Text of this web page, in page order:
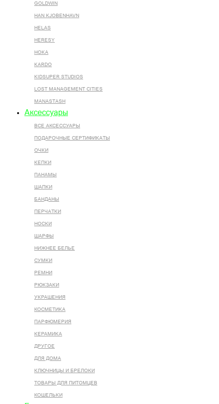
GOLDWIN
HAN KJOBENHAVN
HELAS
HERESY
HOKA
KARDO
KIDSUPER STUDIOS
LOST MANAGEMENT CITIES
MANASTASH
Аксессуары
ВСЕ AКСЕССУАРЫ
ПОДАРОЧНЫЕ СЕРТИФИКАТЫ
ОЧКИ
КЕПКИ
ПАНАМЫ
ШАПКИ
БАНДАНЫ
ПЕРЧАТКИ
НОСКИ
ШАРФЫ
НИЖНЕЕ БЕЛЬЕ
СУМКИ
РЕМНИ
РЮКЗАКИ
УКРАШЕНИЯ
КОСМЕТИКА
ПАРФЮМЕРИЯ
КЕРАМИКА
ДРУГОЕ
ДЛЯ ДОМА
КЛЮЧНИЦЫ И БРЕЛОКИ
ТОВАРЫ ДЛЯ ПИТОМЦЕВ
КОШЕЛЬКИ